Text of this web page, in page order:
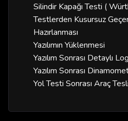
Silindir Kapağı Testi (
Testlerden Kusursuz
Hazırlanması
Yazılımın Yüklenmesi
Yazılım Sonrası Detaylı
Yazılım Sonrası
Yol Testi Sonrası Araç